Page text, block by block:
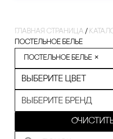
Главная страница /
постельное белье
постельное белье ×
Выберите цвет
Выберите бренд